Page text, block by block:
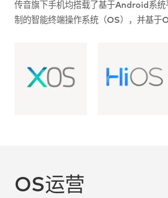
传音旗下手机均搭载了基于Android系统
制的智能终端操作系统（OS），并基于
OS运营
OS运营